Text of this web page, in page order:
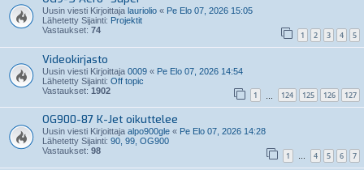
Uusin viesti Kirjoittaja lauriolio « Pe Elo 07, 2026 15:05
Lähetetty Sijainti: Projektit
Vastaukset: 74 1 2 3 4 5
Videokirjasto
Uusin viesti Kirjoittaja 0009 « Pe Elo 07, 2026 14:54
Lähetetty Sijainti: Off topic
Vastaukset: 1902 1 124 125 126 127
OG900-87 K-Jet oikuttelee
Uusin viesti Kirjoittaja alpo900gle « Pe Elo 07, 2026 14:28
Lähetetty Sijainti: 90, 99, OG900
Vastaukset: 98 1 … 4 5 6 7